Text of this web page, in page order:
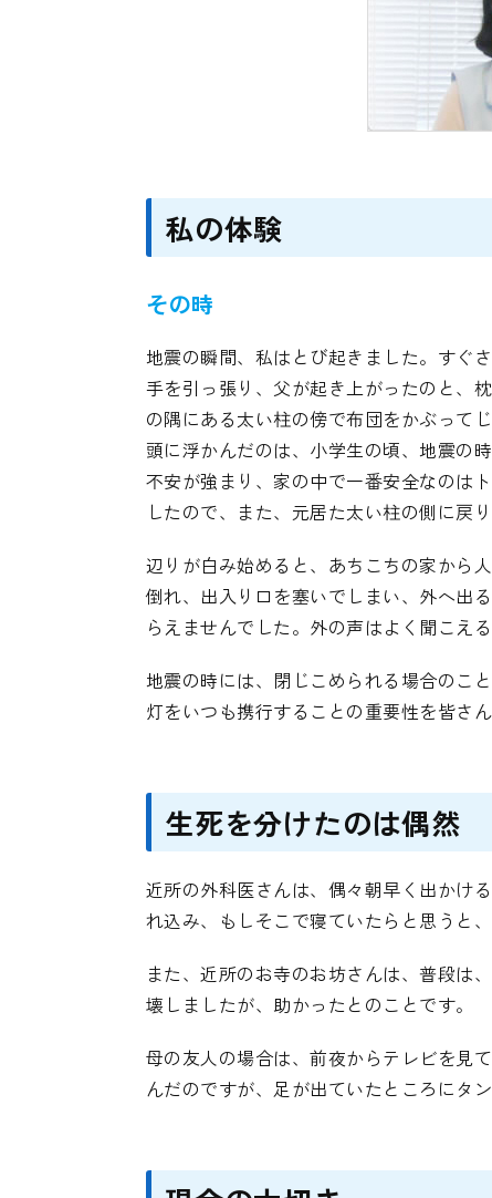
私の体験
その時
地震の瞬間、私はとび起きました。すぐ
手を引っ張り、父が起き上がったのと、
の隅にある太い柱の傍で布団をかぶって
頭に浮かんだのは、小学生の頃、地震の
不安が強まり、家の中で一番安全なのは
したので、また、元居た太い柱の側に戻り
辺りが白み始めると、あちこちの家から
倒れ、出入り口を塞いでしまい、外へ出
らえませんでした。外の声はよく聞こえ
地震の時には、閉じこめられる場合のこ
灯をいつも携行することの重要性を皆さん
生死を分けたのは偶然
近所の外科医さんは、偶々朝早く出かけ
れ込み、もしそこで寝ていたらと思うと
また、近所のお寺のお坊さんは、普段は
壊しましたが、助かったとのことです。
母の友人の場合は、前夜からテレビを見
んだのですが、足が出ていたところにタ